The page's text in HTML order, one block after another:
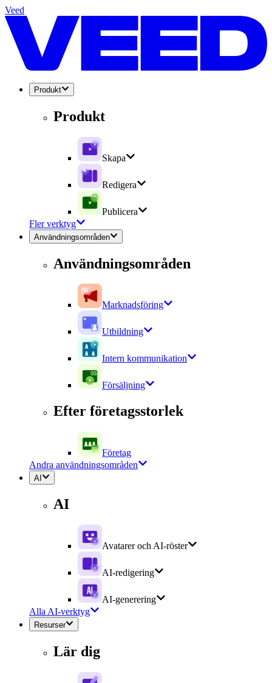
Veed
Produkt
Produkt
Skapa
Redigera
Publicera
Fler verktyg
Användningsområden
Användningsområden
Marknadsföring
Utbildning
Intern kommunikation
Försäljning
Efter företagsstorlek
Företag
Andra användningsområden
AI
AI
Avatarer och AI-röster
AI-redigering
AI-generering
Alla AI-verktyg
Resurser
Lär dig